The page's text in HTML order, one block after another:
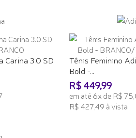
Carina 3.0 SD
Tênis Feminino
Bold -...
R$ 449,99
em até 6x de R$
R$ 427,49 à vista